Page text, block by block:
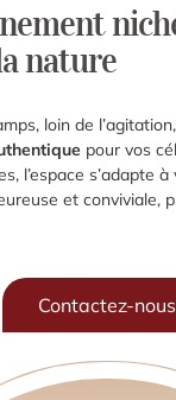
nature
loin de
pour vos
l’espace s’adapte
et conviviale,
Contactez-nous